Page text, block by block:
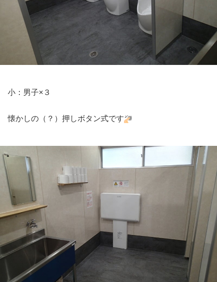
小：男子×３
懐かしの（？）押しボタン式です